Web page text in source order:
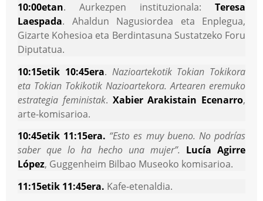
10:00etan. Aurkezpen instituzionala: Teresa
Laespada. Ahaldun Nagusiordea eta Enplegua,
Gizarte Kohesioa eta Berdintasuna Sustatzeko Foru
Diputatua.
10:15etik 10:45era. Nazioartekotik Tokian Tokikora
eta Tokian Tokikotik Nazioartekora. Artearen eremuko
estrategia feministak. Xabier Arakistain Ecenarro,
arte-komisarioa.
10:45etik 11:15era. “Esto es muy bueno. No podrías
saber que lo ha hecho una mujer”. Lucía Agirre
López, Guggenheim Bilbao Museoko komisarioa.
11:15etik 11:45era. Kafe-etenaldia.